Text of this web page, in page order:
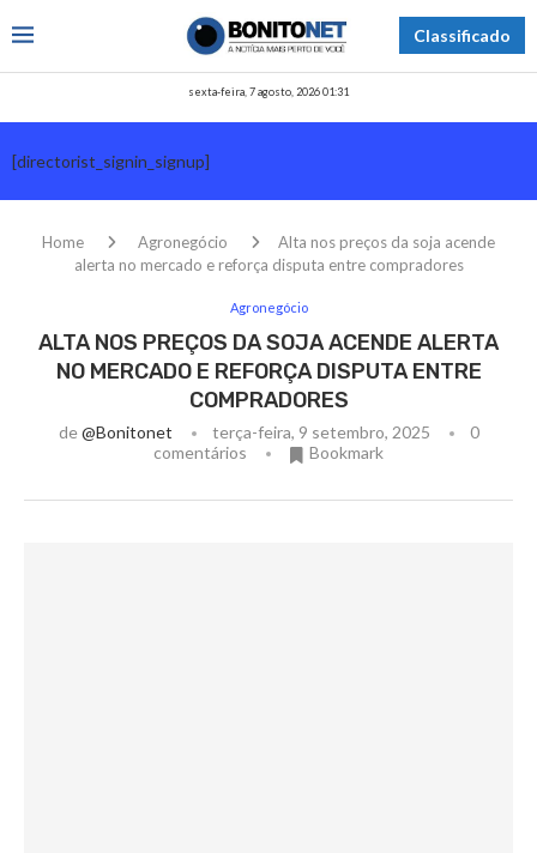
Classificado
sexta-feira, 7 agosto, 2026 01:31
[directorist_signin_signup]
Home Agronegócio
Alta nos preços da soja acende
alerta no mercado e reforça disputa entre compradores
Agronegócio
ALTA NOS PREÇOS DA SOJA ACENDE ALERTA
NO MERCADO E REFORÇA DISPUTA ENTRE
COMPRADORES
de@bonitonet terça-feira, 9 setembro, 2025
0
comentários
Bookmark